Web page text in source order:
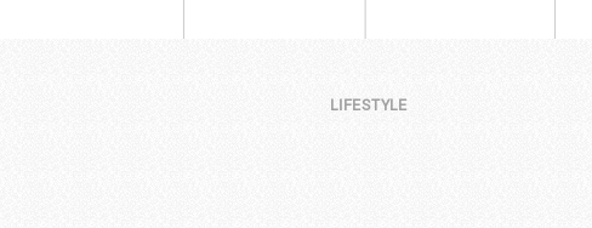
LIFESTYLE